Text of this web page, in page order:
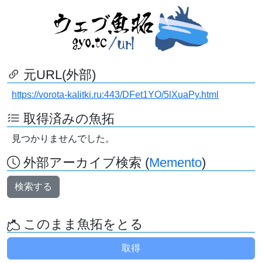
元URL(外部)
https://vorota-kalitki.ru:443/DFet1YO/5lXuaPy.html
取得済みの魚拓
見つかりませんでした。
外部アーカイブ検索 (Memento)
検索する
このまま魚拓をとる